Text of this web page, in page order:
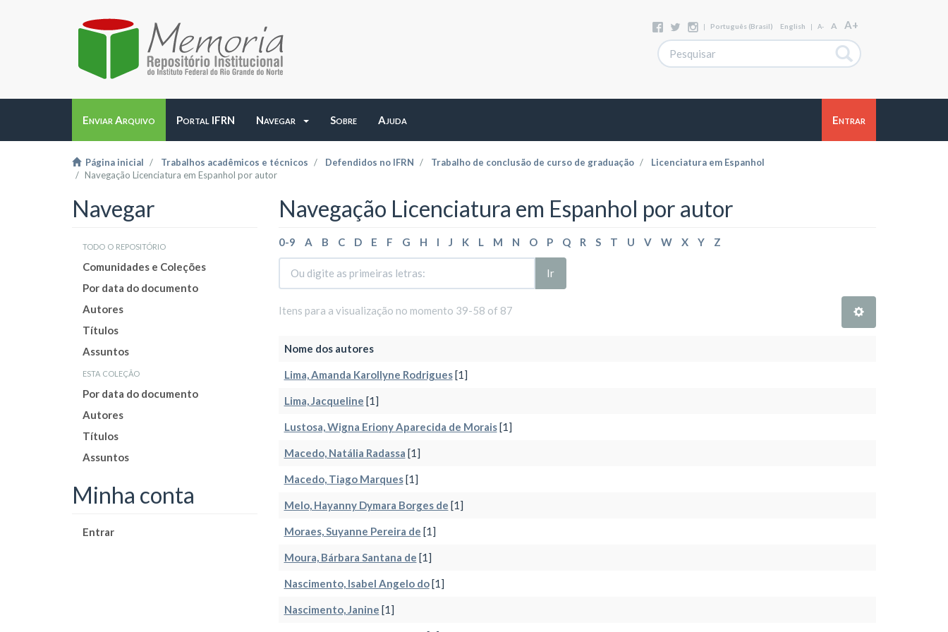
| Português (Brasil) English | A- A A+
Enviar Arquivo Portal IFRN Navegar Sobre Ajuda Entrar
Página inicial Trabalhos acadêmicos e técnicos Defendidos no IFRN Trabalho de conclusão de curso de graduação
Licenciatura em Espanhol
Navegação Licenciatura em Espanhol por autor
Navegar
todo o repositório
Comunidades e Coleções
Por data do documento
Autores
Títulos
Assuntos
esta coleção
Por data do documento
Autores
Títulos
Assuntos
Minha conta
Entrar
Navegação Licenciatura em Espanhol por autor
0-9 A B C D E F G H I J K L M N O P Q R S T U V W X Y Z
Ir
Itens para a visualização no momento 39-58 of 87
Nome dos autores
Lima, Amanda Karollyne Rodrigues[1]
Lima, Jacqueline [1]
Lustosa, Wigna Eriony Aparecida de Morais[1]
Macedo, Natália Radassa [1]
Macedo, Tiago Marques[1]
Melo, Hayanny Dymara Borges de [1]
Moraes, Suyanne Pereira de [1]
Moura, Bárbara Santana de [1]
Nascimento, Isabel Angelo do[1]
Nascimento, Janine [1]